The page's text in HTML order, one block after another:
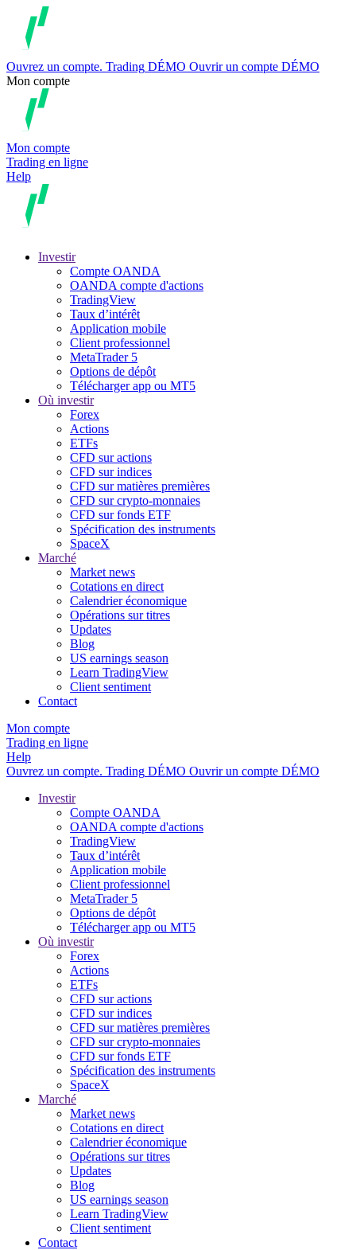
Ouvrez un compte. Trading DÉMO Ouvrir un compte DÉMO
Mon compte
Mon compte
Trading en ligne
Help
Investir
Compte OANDA
OANDA compte d'actions
TradingView
Taux d’intérêt
Application mobile
Client professionnel
MetaTrader 5
Options de dépôt
Télécharger app ou MT5
Où investir
Forex
Actions
ETFs
CFD sur actions
CFD sur indices
CFD sur matières premières
CFD sur crypto-monnaies
CFD sur fonds ETF
Spécification des instruments
SpaceX
Marché
Market news
Cotations en direct
Calendrier économique
Opérations sur titres
Updates
Blog
US earnings season
Learn TradingView
Client sentiment
Contact
Mon compte
Trading en ligne
Help
Ouvrez un compte. Trading DÉMO Ouvrir un compte DÉMO
Investir
Compte OANDA
OANDA compte d'actions
TradingView
Taux d’intérêt
Application mobile
Client professionnel
MetaTrader 5
Options de dépôt
Télécharger app ou MT5
Où investir
Forex
Actions
ETFs
CFD sur actions
CFD sur indices
CFD sur matières premières
CFD sur crypto-monnaies
CFD sur fonds ETF
Spécification des instruments
SpaceX
Marché
Market news
Cotations en direct
Calendrier économique
Opérations sur titres
Updates
Blog
US earnings season
Learn TradingView
Client sentiment
Contact